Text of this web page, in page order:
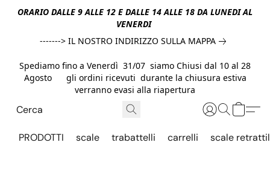
ORARIO DALLE 9 ALLE 12 E DALLE 14 ALLE 18 DA LUNEDI AL
VENERDI
-------> IL NOSTRO INDIRIZZO SULLA MAPPA
Spediamo fino a Venerdì 31/07 siamo Chiusi dal 10 al 28
Agosto gli ordini ricevuti durante la chiusura estiva
verranno evasi alla riapertura
PRODOTTI scale trabattelli carrelli scale